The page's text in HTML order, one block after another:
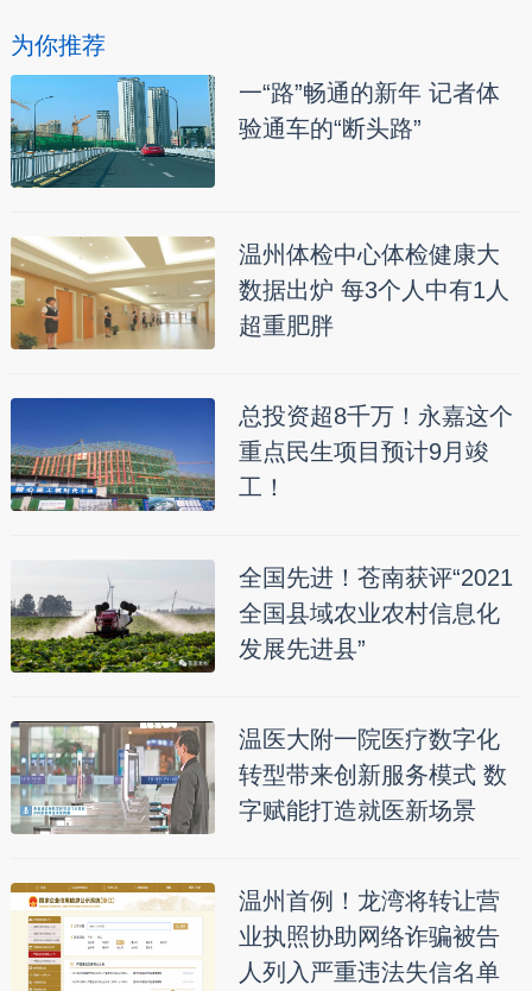
为你推荐
一“路”畅通的新年 记者体
验通车的“断头路”
温州体检中心体检健康大
数据出炉 每3个人中有1人
超重肥胖
总投资超8千万！永嘉这个
重点民生项目预计9月竣
工！
全国先进！苍南获评“2021
全国县域农业农村信息化
发展先进县”
温医大附一院医疗数字化
转型带来创新服务模式 数
字赋能打造就医新场景
温州首例！龙湾将转让营
业执照协助网络诈骗被告
人列入严重违法失信名单